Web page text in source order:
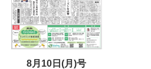
8月10日(月)号